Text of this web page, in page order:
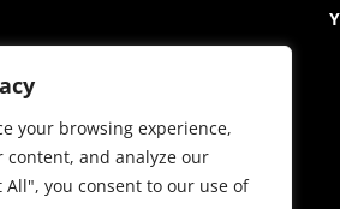
your browsing experience,
content, and analyze our
you consent to our use of